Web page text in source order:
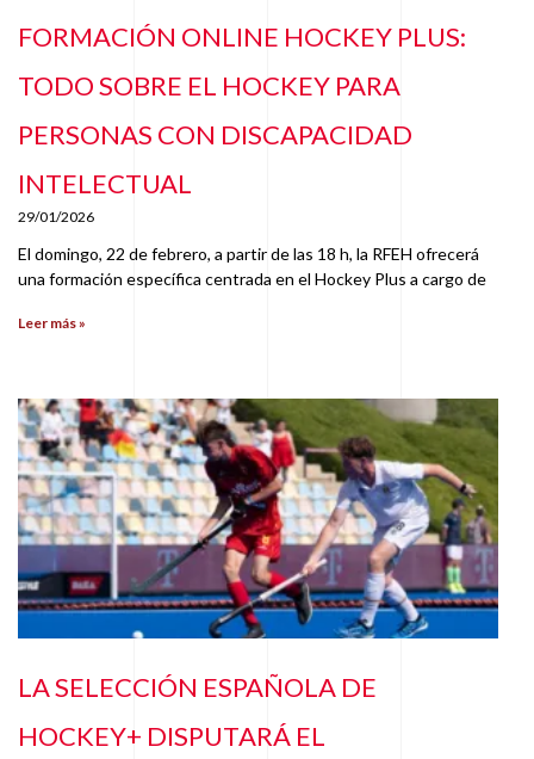
FORMACIÓN ONLINE HOCKEY PLUS:
TODO SOBRE EL HOCKEY PARA
PERSONAS CON DISCAPACIDAD
INTELECTUAL
29/01/2026
El domingo, 22 de febrero, a partir de las 18 h, la RFEH ofrecerá
una formación específica centrada en el Hockey Plus a cargo de
Leer más »
LA SELECCIÓN ESPAÑOLA DE
HOCKEY+ DISPUTARÁ EL